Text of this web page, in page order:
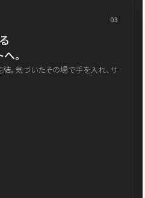
03
。
。気づいたその場で手を入れ、サ